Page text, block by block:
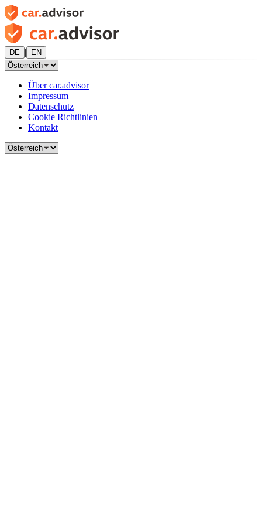
DE | EN
Über car.advisor
Impressum
Datenschutz
Cookie Richtlinien
Kontakt